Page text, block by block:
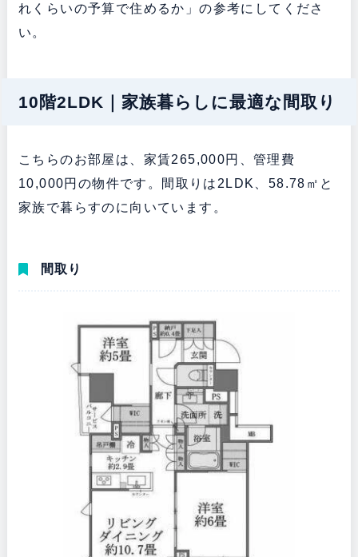
れくらいの予算で住めるか」の参考にしてくださ
い。
10階2LDK｜家族暮らしに最適な間取り
こちらのお部屋は、家賃265,000円、管理費
10,000円の物件です。間取りは2LDK、58.78㎡と
家族で暮らすのに向いています。
間取り